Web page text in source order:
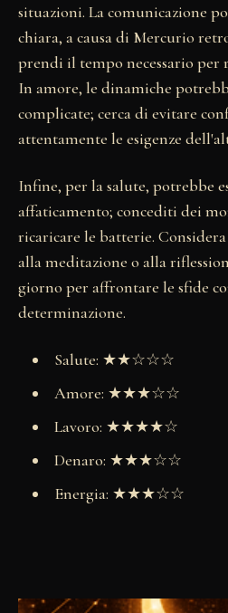
situazioni. La comunicazione
chiara, a causa di Mercurio
prendi il tempo necessario
In amore, le dinamiche
complicate; cerca di evitare
attentamente le esigenze
Infine, per la salute, potrebbe
affaticamento; concediti dei
ricaricare le batterie.
alla meditazione o alla
giorno per affrontare le sfide
determinazione.
Salute: ★★☆☆☆
Amore: ★★★☆☆
Lavoro: ★★★★☆
Denaro: ★★★☆☆
Energia: ★★★☆☆